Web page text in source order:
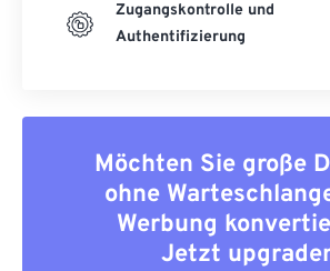
Zugangskontrolle und
Authentifizierung
Möchten Sie große
ohne
Werbung
Jetzt